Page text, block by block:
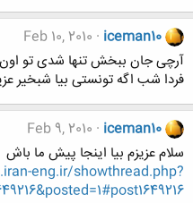
iceman10
Feb 10, 2010
آرچی جان ببخش تنها شدی تو اون
فردا شب اگه تونستی بیا شبخیر
iceman10
Feb 9, 2010
سلام عزیزم بیا اینجا پیش ما باش
eng.ir/showthread.php?